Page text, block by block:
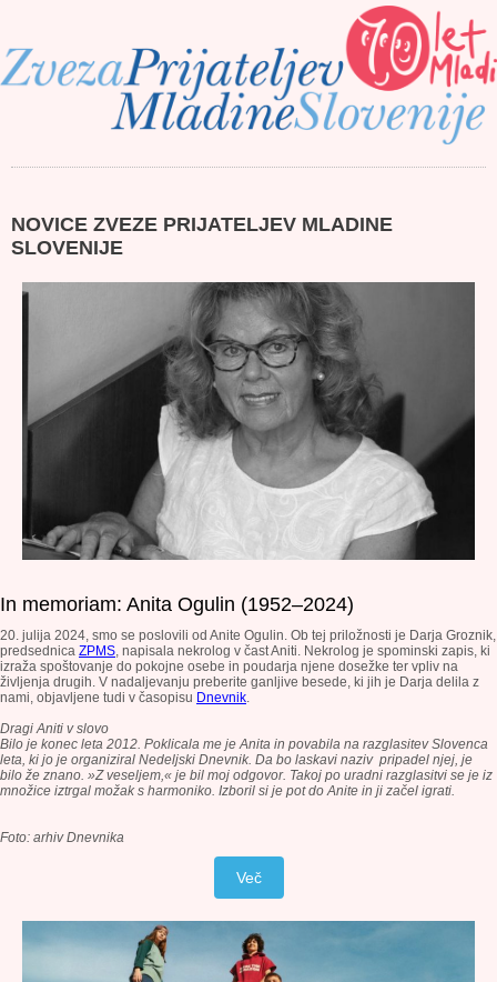
NOVICE ZVEZE PRIJATELJEV MLADINE
SLOVENIJE
In memoriam: Anita Ogulin (1952–2024)
20. julija 2024, smo se poslovili od Anite Ogulin. Ob tej priložnosti je Darja Groznik,
predsednica ZPMS, napisala nekrolog v čast Aniti. Nekrolog je spominski zapis, ki
izraža spoštovanje do pokojne osebe in poudarja njene dosežke ter vpliv na
življenja drugih. V nadaljevanju preberite ganljive besede, ki jih je Darja delila z
nami, objavljene tudi v časopisu Dnevnik.
Dragi Aniti v slovo
Bilo je konec leta 2012. Poklicala me je Anita in povabila na razglasitev Slovenca
leta, ki jo je organiziral Nedeljski Dnevnik. Da bo laskavi naziv pripadel njej, je
bilo že znano. »Z veseljem,« je bil moj odgovor. Takoj po uradni razglasitvi se je iz
množice iztrgal možak s harmoniko. Izboril si je pot do Anite in ji začel igrati.
Foto: arhiv Dnevnika
Več